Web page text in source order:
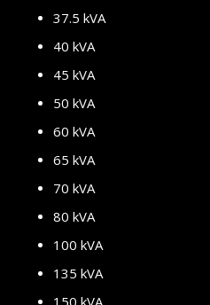
37.5 kVA
40 kVA
45 kVA
50 kVA
60 kVA
65 kVA
70 kVA
80 kVA
100 kVA
135 kVA